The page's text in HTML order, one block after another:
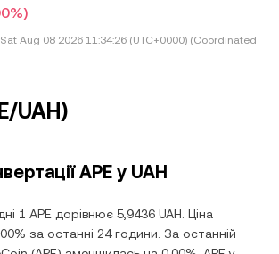
Sat Aug 08 2026 11:34:26 (UTC+0000) (Coordinated
UAH)
APE у UAH
1 APE дорівнює 5,9436 UAH. Ціна
за останні 24 години. За останній